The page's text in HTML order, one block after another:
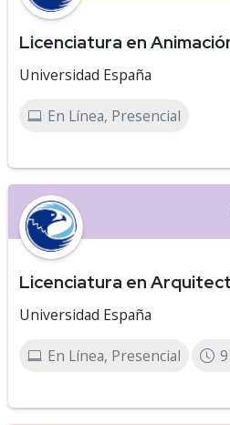
Licenciatura en
Universidad España
En Línea, Presencial
Licenciatura en
Universidad España
En Línea, Presencial